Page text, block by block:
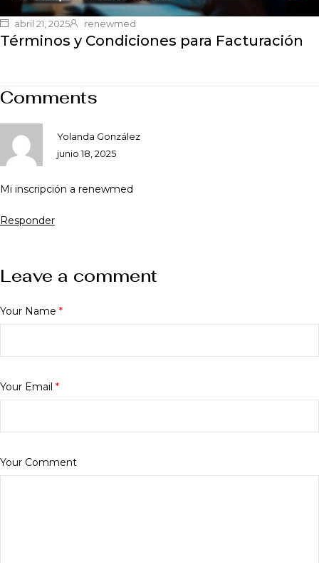
abril 21, 2025 renewmed
Términos y Condiciones para Facturación
Comments
Yolanda González
junio 18, 2025
Mi inscripción a renewmed
Responder
Leave a comment
Your Name *
Your Email *
Your Comment